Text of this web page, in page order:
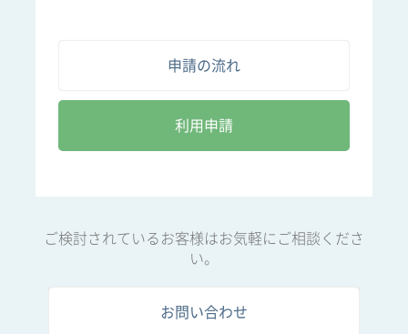
申請の流れ
利用申請
ご検討されているお客様はお気軽にご相談くださ
い。
お問い合わせ